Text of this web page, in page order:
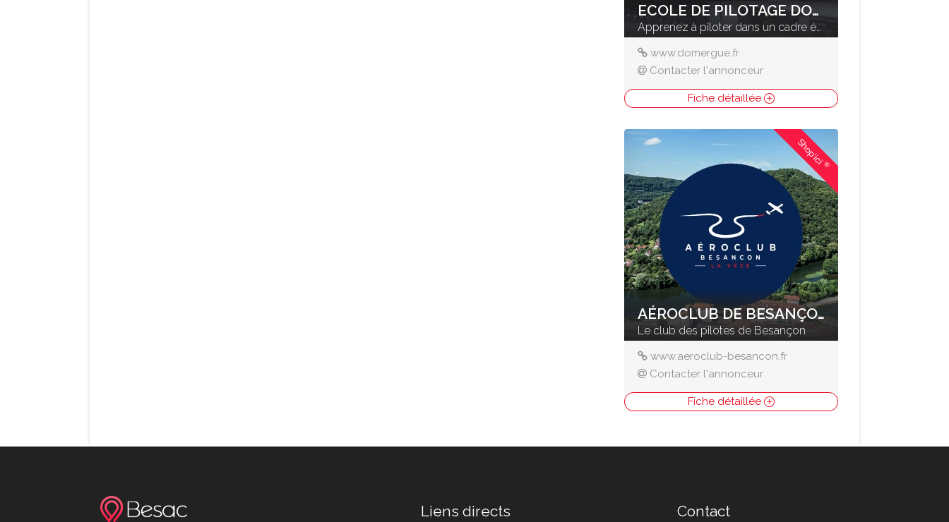
ECOLE DE PILOTAGE DOMERGUE
Apprenez à piloter dans un cadre époustouflant
www.domergue.fr
Contacter l'annonceur
Fiche détaillée
Shop'ici®
AÉROCLUB DE BESANÇON LA VEZE
Le club des pilotes de Besançon
www.aeroclub-besancon.fr
Contacter l'annonceur
Fiche détaillée
Liens directs Contact